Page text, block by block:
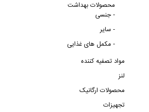
محصولات بهداشت
جنسی -
سایر -
مکمل های غذایی -
مواد تصفیه کننده
لنز
محصولات ارگانیک
تجهیزات